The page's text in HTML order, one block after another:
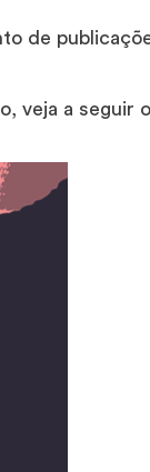
de
veja a seguir o